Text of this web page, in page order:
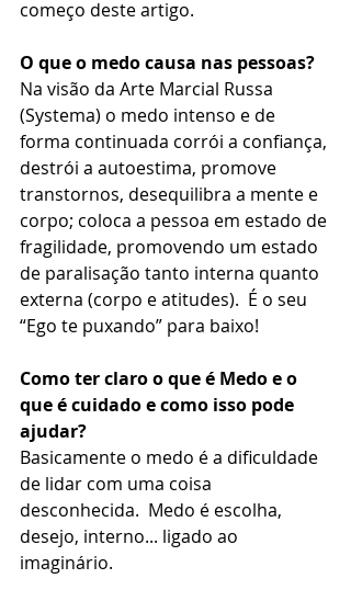
começo deste artigo.
O que o medo causa nas pessoas?
Na visão da Arte Marcial Russa
(Systema) o medo intenso e de
forma continuada corrói a confiança,
destrói a autoestima, promove
transtornos, desequilibra a mente e
corpo; coloca a pessoa em estado de
fragilidade, promovendo um estado
de paralisação tanto interna quanto
externa (corpo e atitudes).  É o seu
“Ego te puxando” para baixo!
Como ter claro o que é Medo e o
que é cuidado e como isso pode
ajudar?
Basicamente o medo é a dificuldade
de lidar com uma coisa
desconhecida.  Medo é escolha,
desejo, interno... ligado ao
imaginário.